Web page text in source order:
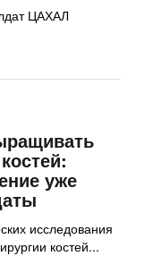
ЦАХАЛ
уже
исследования
костей...